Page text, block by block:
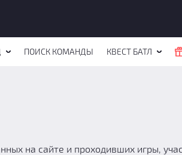
ПОИСК КОМАНДЫ КВЕСТ БАТЛ
на сайте и проходивших игры,